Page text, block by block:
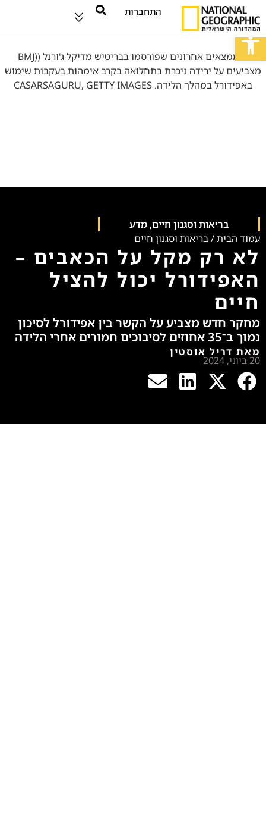
פתח סרגל נגישות
התחברות
בריאות וסגנון חיים, מדע
עמוד הבית/בריאות וסגנון חיים
לא רק מקל על הכאבים –
האפידורל יכול להציל
חיים
מחקר חדש מצביע על הקשר בין אפידורל לסיכון
נמוך ב־35 אחוזים לסיבוכים חמורים אחרי הלידה
מאת דריל אוסטין
20 ביוני, 2024